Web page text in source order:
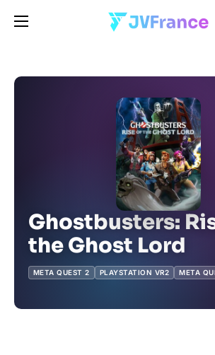
Ghostbusters:
the Ghost Lord
META QUEST 2 PLAYSTATION VR2 META